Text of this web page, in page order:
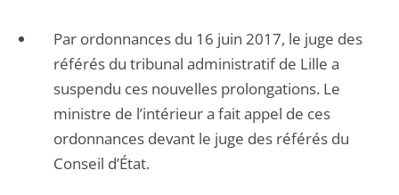
Par ordonnances du 16 juin 2017, le juge des
référés du tribunal administratif de Lille a
suspendu ces nouvelles prolongations. Le
ministre de l’intérieur a fait appel de ces
ordonnances devant le juge des référés du
Conseil d’État.